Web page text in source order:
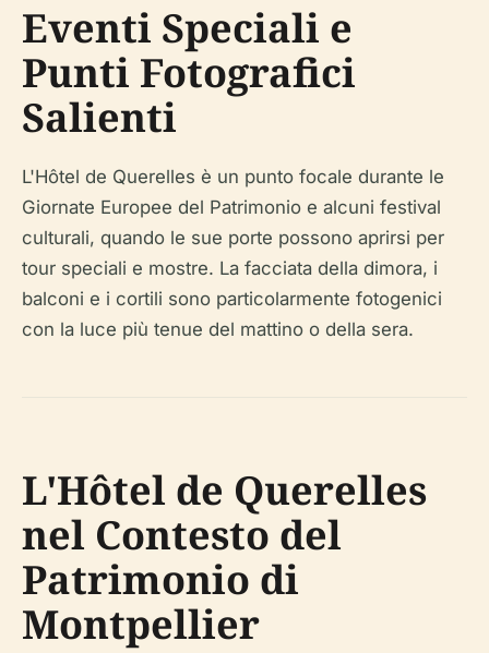
Eventi Speciali e
Punti Fotografici
Salienti
L'Hôtel de Querelles è un punto focale durante le
Giornate Europee del Patrimonio e alcuni festival
culturali, quando le sue porte possono aprirsi per
tour speciali e mostre. La facciata della dimora, i
balconi e i cortili sono particolarmente fotogenici
con la luce più tenue del mattino o della sera.
L'Hôtel de Querelles
nel Contesto del
Patrimonio di
Montpellier